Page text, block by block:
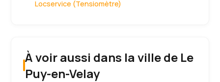
Locservice (Tensiomètre)
À voir aussi dans la ville de Le
Puy-en-Velay